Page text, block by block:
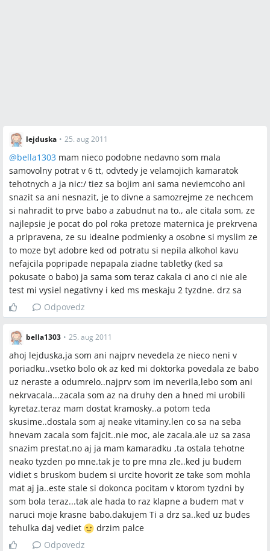
lejduska • 25. aug 2011
@bella1303 mam nieco podobne nedavno som mala
samovolny potrat v 6 tt, odvtedy je velamojich kamaratok
tehotnych a ja nic:/ tiez sa bojim ani sama neviemcoho ani
snazit sa ani nesnazit, je to divne a samozrejme ze nechcem
si nahradit to prve babo a zabudnut na to., ale citala som, ze
najlepsie je pocat do pol roka pretoze maternica je prekrvena
a pripravena, ze su idealne podmienky a osobne si myslim ze
to moze byt adobre ked od potratu si nepila alkohol kavu
nefajcila popripade nepapala ziadne tabletky (ked sa
pokusate o babo) ja sama som teraz cakala ci ano ci nie ale
test mi vysiel negativny i ked ms meskaju 2 tyzdne. drz sa
Odpovedz
bella1303 • 25. aug 2011
ahoj lejduska,ja som ani najprv nevedela ze nieco neni v
poriadku..vsetko bolo ok az ked mi doktorka povedala ze babo
uz neraste a odumrelo..najprv som im neverila,lebo som ani
nekrvacala...zacala som az na druhy den a hned mi urobili
kyretaz.teraz mam dostat kramosky..a potom teda
skusime..dostala som aj neake vitaminy.len co sa na seba
hnevam zacala som fajcit..nie moc, ale zacala.ale uz sa zasa
snazim prestat.no aj ja mam kamaradku ,ta ostala tehotne
neako tyzden po mne.tak je to pre mna zle..ked ju budem
vidiet s bruskom budem si urcite hovorit ze take som mohla
mat aj ja..este stale si dokonca pocitam v ktorom tyzdni by
som bola teraz...tak ale hada to raz klapne a budem mat v
naruci moje krasne babo.dakujem Ti a drz sa..ked uz budes
tehulka daj vediet
drzim palce
Odpovedz